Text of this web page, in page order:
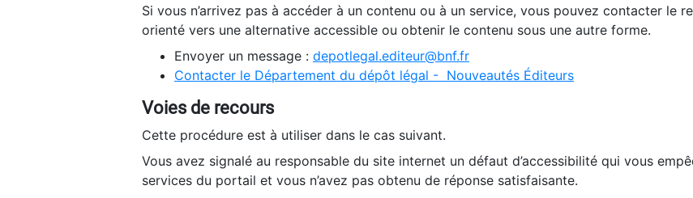
Si vous n’arrivez pas à accéder à un contenu ou à un service, vous pouvez contacter le
orienté vers une alternative accessible ou obtenir le contenu sous une autre forme.
Envoyer un message : depotlegal.editeur@bnf.fr
Contacter le Département du dépôt légal - Nouveautés Éditeurs
Voies de recours
Cette procédure est à utiliser dans le cas suivant.
Vous avez signalé au responsable du site internet un défaut d’accessibilité qui vous
services du portail et vous n’avez pas obtenu de réponse satisfaisante.